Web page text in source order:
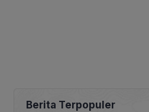
Berita Terpopuler